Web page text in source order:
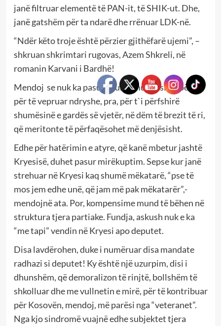
janë filtruar elementë të PAN-it, të SHIK-ut. Dhe,
janë gatshëm për ta ndarë dhe rrënuar LDK-në.
“Ndër këto troje është përzier gjithëfarë ujemi”, –
shkruan shkrimtari rugovas, Azem Shkreli, në
romanin Karvani i Bardhë!
Mendoj se nuk ka pasur shumë mundësi, hapësirë
për të vepruar ndryshe, pra, për t`i përfshirë
shumësinë e gardës së vjetër, në dëm të brezit të ri,
që meritonte të përfaqësohet më denjësisht.
Edhe për hatërimin e atyre, që kanë mbetur jashtë
Kryesisë, duhet pasur mirëkuptim. Sepse kur janë
strehuar në Kryesi kaq shumë mëkatarë, “pse të
mos jem edhe unë, që jam më pak mëkatarër”,-
mendojnë ata. Por, kompensime mund të bëhen në
struktura tjera partiake. Fundja, askush nuk e ka
“me tapi” vendin në Kryesi apo deputet.
Disa lavdërohen, duke i numëruar disa mandate
radhazi si deputet! Ky është një uzurpim, disi i
dhunshëm, që demoralizon të rinjtë, bollshëm të
shkolluar dhe me vullnetin e mirë, për të kontribuar
për Kosovën, mendoj, më parësi nga “veteranet”.
Nga kjo sindromë vuajnë edhe subjektet tjera